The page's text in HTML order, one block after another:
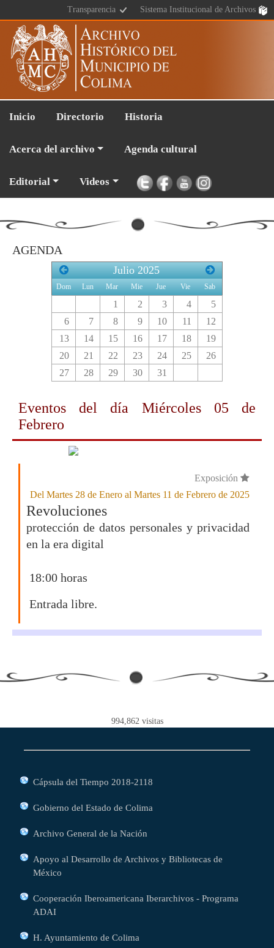
Sistema Institucional de Archivos
Transparencia
Inicio Directorio Historia
Acerca del archivo Agenda cultural
Editorial Videos
AGENDA
Julio2025
Dom Lun Mar Mie Jue Vie Sab
1 2 3 4
5
6
7 8 9 10 11
12
13
14 15 16 17 18
19
20
21 22 23 24 25
26
27
28 29 30 31
Eventos del día Miércoles 05 de
Febrero
Exposición
Del Martes 28 de Enero al Martes 11 de Febrero de 2025
Revoluciones
protección de datos personales y privacidad
en la era digital
18:00 horas
Entrada libre.
994,862visitas
Cápsula del Tiempo 2018-2118
Gobierno del Estado de Colima
Archivo General de la Nación
Apoyo al Desarrollo de Archivos y Bibliotecas de
México
Cooperación Iberoamericana Iberarchivos - Programa
ADAI
H. Ayuntamiento de Colima